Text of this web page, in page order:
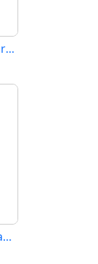
Obrázek meče zdarma
Tisknutelný meč zadarmo